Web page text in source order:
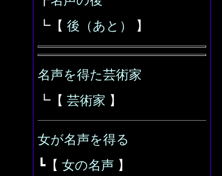
┗【 後（あと） 】
名声を得た芸術家
┗【 芸術家 】
女が名声を得る
┗【 女の名声 】